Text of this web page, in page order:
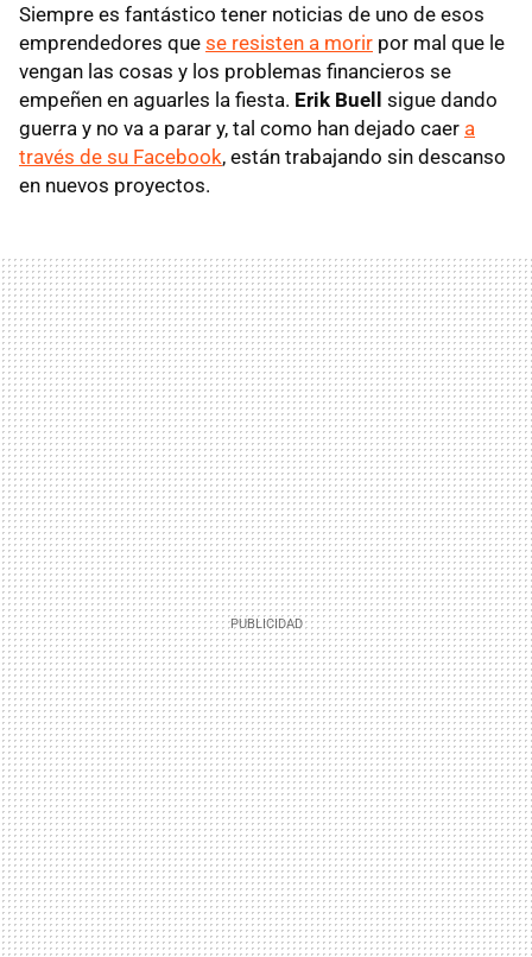
Siempre es fantástico tener noticias de uno de esos
emprendedores que se resisten a morir por mal que le
vengan las cosas y los problemas financieros se
empeñen en aguarles la fiesta. Erik Buell sigue dando
guerra y no va a parar y, tal como han dejado caer a
través de su Facebook, están trabajando sin descanso
en nuevos proyectos.